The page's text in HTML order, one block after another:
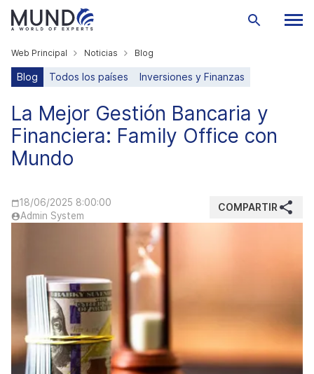
Web Principal Noticias Blog
Blog Todos los países Inversiones y Finanzas
La Mejor Gestión Bancaria y
Financiera: Family Office con
Mundo
18/06/2025 8:00:00
Admin System
COMPARTIR